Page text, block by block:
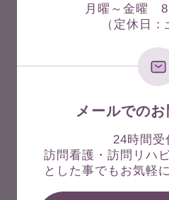
月曜～金曜
（定休日：
メールでの
24時間受
訪問看護・訪問リハ
とした事でもお気軽